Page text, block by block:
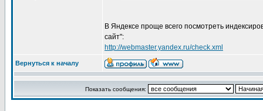
В Яндексе проще всего посмотреть
сайт":
http://webmaster.yandex.ru/check.xml
Вернуться к началу
Показать сообщения: